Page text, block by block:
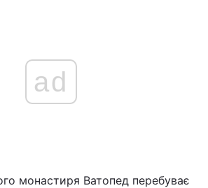
ad
монастиря Ватопед перебуває